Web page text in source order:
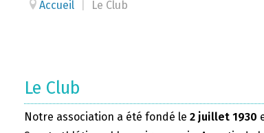
Accueil Le Club
Le Club
Notre association a été fondé le 2 juillet 1930